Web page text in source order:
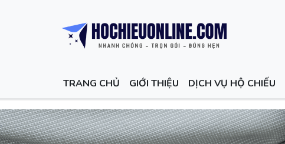
TRANG CHỦ GIỚI THIỆU DỊCH VỤ HỘ CHIẾU